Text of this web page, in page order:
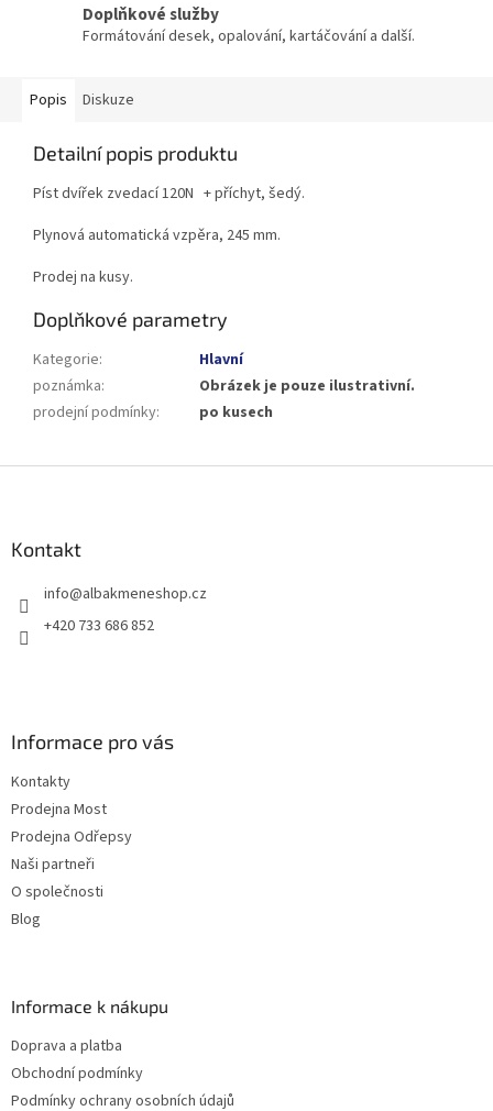
Doplňkové služby
Formátování desek, opalování, kartáčování a další.
Popis Diskuze
Detailní popis produktu
Píst dvířek zvedací 120N + příchyt, šedý.
Plynová automatická vzpěra, 245 mm.
Prodej na kusy.
Doplňkové parametry
Kategorie:
Hlavní
poznámka:
Obrázek je pouze ilustrativní.
prodejní podmínky: po kusech
Kontakt
info@albakmeneshop.cz
+420 733 686 852
Informace pro vás
Kontakty
Prodejna Most
Prodejna Odřepsy
Naši partneři
O společnosti
Blog
Informace k nákupu
Doprava a platba
Obchodní podmínky
Podmínky ochrany osobních údajů